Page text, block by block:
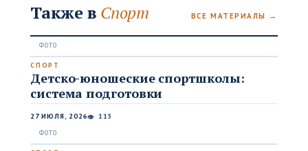
Также в Спорт ВСЕ МАТЕРИАЛЫ →
СПОРТ
Детско-юношеские спортшколы:
система подготовки
27 ИЮЛЯ, 2026👁 115